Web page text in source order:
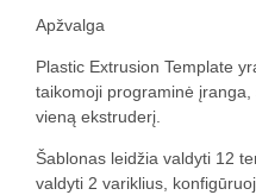
Apžvalga
Plastic Extrusion Template
taikomoji programinė
vieną ekstruderį.
Šablonas leidžia valdyti 12
valdyti 2 variklius,